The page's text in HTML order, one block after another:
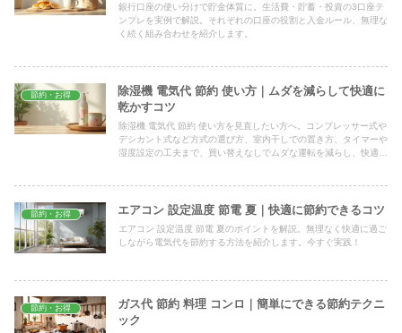
銀行口座の使い分けで貯金体質に。生活費・貯蓄・投資の3口座テ
ンプレを実例で解説。それぞれの口座の役割と入金ルール、無理な
く続く組み合わせを紹介します。
節約・お得
除湿機 電気代 節約 使い方｜ムダを減らして快適に
乾かすコツ
除湿機 電気代 節約 使い方を見直したい方へ。コンプレッサー式や
デシカント式など方式の選び方、室内干しでの置き方、タイマーや
湿度設定の工夫まで、買い替えなしでムダな運転を減らし、快適に
節約・お得 エアコン 設定温度 節電 夏｜快適に節約できるコツ
エアコン 設定温度 節電 夏のポイントを解説。無理なく快適に過ご
しながら電気代を節約する方法を紹介します。今すぐ実践！
節約・お得
ガス代 節約 料理 コンロ｜簡単にできる節約テクニ
ック